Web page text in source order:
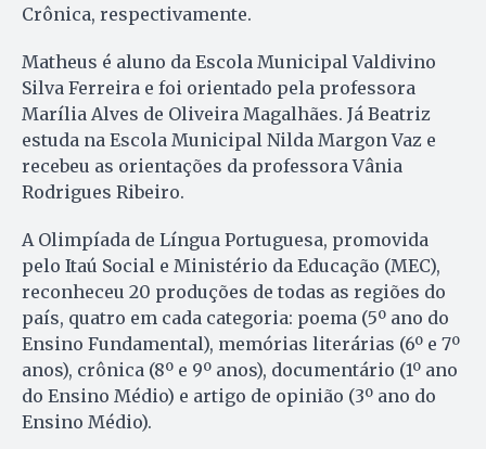
Crônica, respectivamente.
Matheus é aluno da Escola Municipal Valdivino
Silva Ferreira e foi orientado pela professora
Marília Alves de Oliveira Magalhães. Já Beatriz
estuda na Escola Municipal Nilda Margon Vaz e
recebeu as orientações da professora Vânia
Rodrigues Ribeiro.
A Olimpíada de Língua Portuguesa, promovida
pelo Itaú Social e Ministério da Educação (MEC),
reconheceu 20 produções de todas as regiões do
país, quatro em cada categoria: poema (5º ano do
Ensino Fundamental), memórias literárias (6º e 7º
anos), crônica (8º e 9º anos), documentário (1º ano
do Ensino Médio) e artigo de opinião (3º ano do
Ensino Médio).